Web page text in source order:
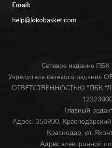
Email:
help@lokobasket.com
Сетевое издание ПБК
Учредитель сетевого
ОТВЕТСТВЕННОСТЬЮ "ПБК
Главный
Адрес: 350900, Краснодарский
Краснодар, ул.
Адрес электронной